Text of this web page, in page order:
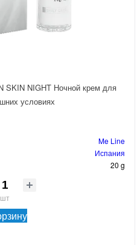
SKIN NIGHT Ночной крем для
условиях
Me Line
Испания
20 g
шт